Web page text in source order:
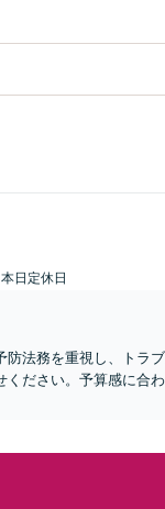
日定休日
防法務を重視し、トラ
ださい。予算感に合